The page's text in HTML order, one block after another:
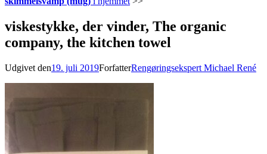
viskestykke, der vinder, The organic
company, the kitchen towel
Udgivet den19. juli 2019ForfatterRengøringsekspert Michael René